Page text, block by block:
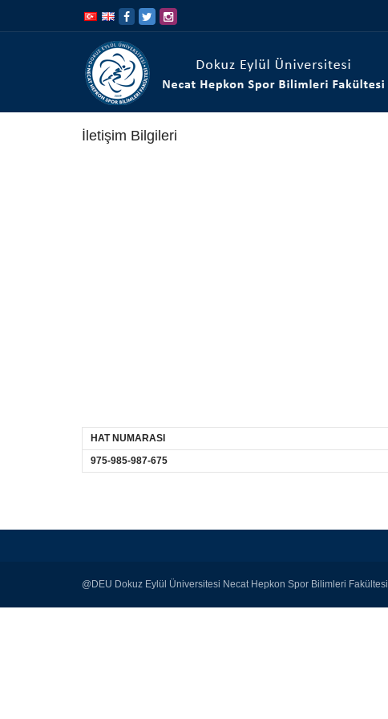
İletişim Bilgileri
HAT NUMARASI
975-985-987-675
@DEU Dokuz Eylül Üniversitesi Necat Hepkon Spor Bilimleri Fakültesi